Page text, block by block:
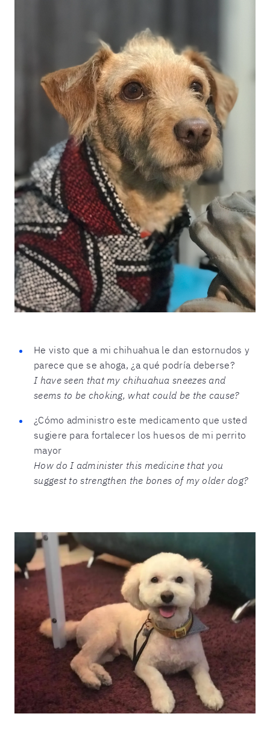
He visto que a mi chihuahua le dan estornudos y
parece que se ahoga, ¿a qué podría deberse?
I have seen that my chihuahua sneezes and
seems to be choking, what could be the cause?
¿Cómo administro este medicamento que usted
sugiere para fortalecer los huesos de mi perrito
mayor
How do I administer this medicine that you
suggest to strengthen the bones of my older dog?